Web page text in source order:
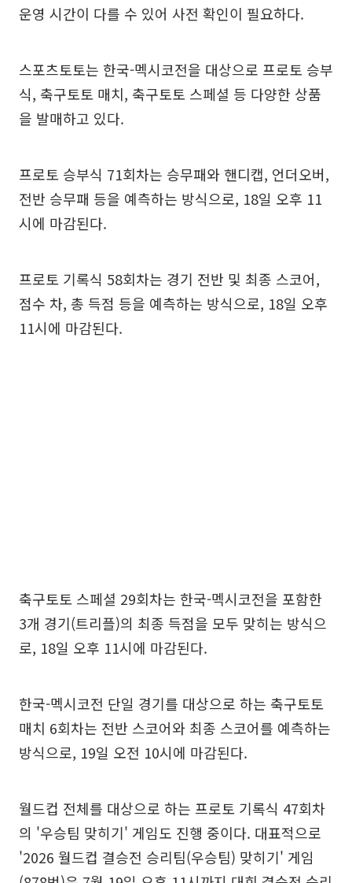
운영 시간이 다를 수 있어 사전 확인이 필요하다.
스포츠토토는 한국-멕시코전을 대상으로 프로토 승부
식, 축구토토 매치, 축구토토 스페셜 등 다양한 상품
을 발매하고 있다.
프로토 승부식 71회차는 승무패와 핸디캡, 언더오버,
전반 승무패 등을 예측하는 방식으로, 18일 오후 11
시에 마감된다.
프로토 기록식 58회차는 경기 전반 및 최종 스코어,
점수 차, 총 득점 등을 예측하는 방식으로, 18일 오후
11시에 마감된다.
축구토토 스페셜 29회차는 한국-멕시코전을 포함한
3개 경기(트리플)의 최종 득점을 모두 맞히는 방식으
로, 18일 오후 11시에 마감된다.
한국-멕시코전 단일 경기를 대상으로 하는 축구토토
매치 6회차는 전반 스코어와 최종 스코어를 예측하는
방식으로, 19일 오전 10시에 마감된다.
월드컵 전체를 대상으로 하는 프로토 기록식 47회차
의 '우승팀 맞히기' 게임도 진행 중이다. 대표적으로
'2026 월드컵 결승전 승리팀(우승팀) 맞히기' 게임